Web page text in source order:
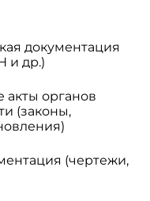
полов
документация
и др.)
органов
(законы,
(чертежи,